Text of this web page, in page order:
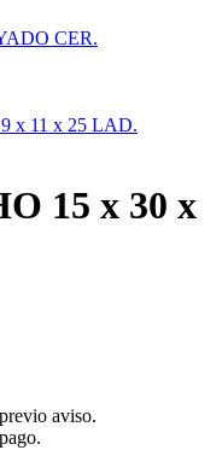
CER.
x 11 x 25 LAD.
15 x 30 x
aviso.